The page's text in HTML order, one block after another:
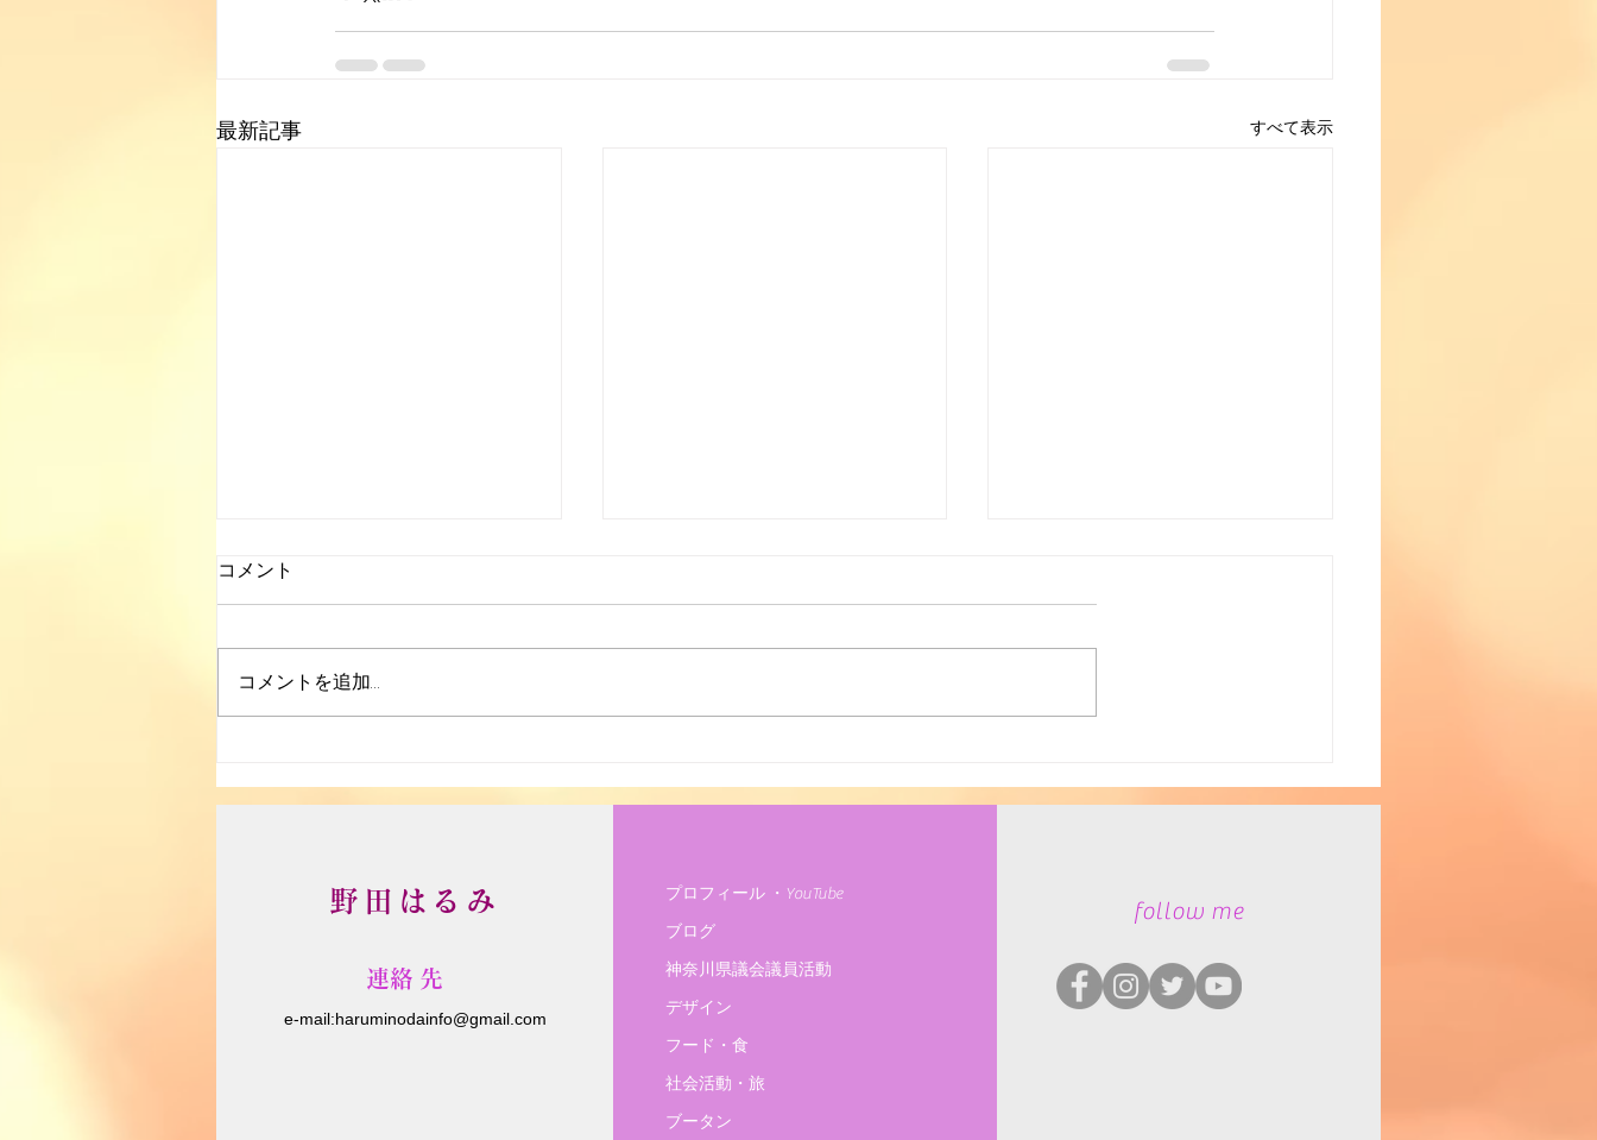
最新記事 すべて表示
大楠野草部
ソーラーシェアリング
高齢者福祉
コメント
コメントを追加…
野田はるみ
​連絡先
e-mail:haruminodainfo@gmail.com
プロフィール ・YouTube
ブログ
神奈川県議会議員活動
デザイン
フード・食
社会活動・旅
ブータン
​follow me